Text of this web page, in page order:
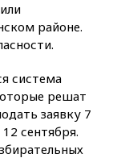
районе.
система
решат
заявку 7
сентября.